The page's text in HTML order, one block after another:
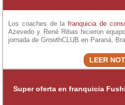
Los coaches de la franquicia de
Azevedo y René Ribas hicieron
jornada de GrowthCLUB en Paraná,
LEER
Super oferta en franquicia Fushi